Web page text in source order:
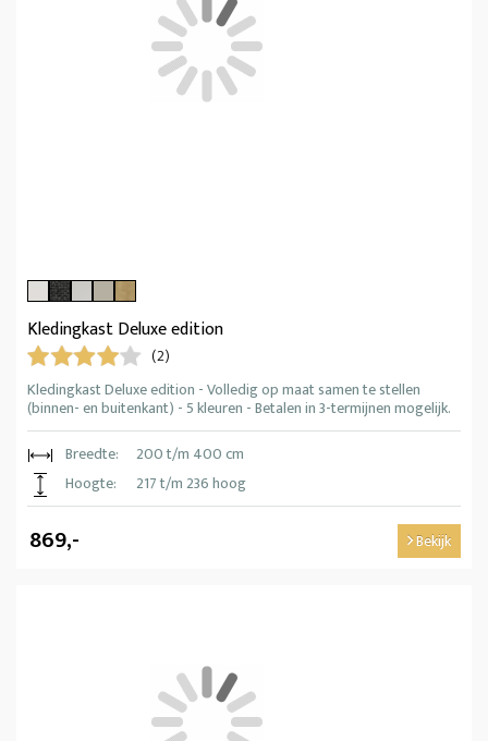
Kledingkast Deluxe edition
(2)
Kledingkast Deluxe edition - Volledig op maat samen te stellen
(binnen- en buitenkant) - 5 kleuren - Betalen in 3-termijnen mogelijk.
Breedte:
200 t/m 400 cm
Hoogte:
217 t/m 236 hoog
869,- Bekijk